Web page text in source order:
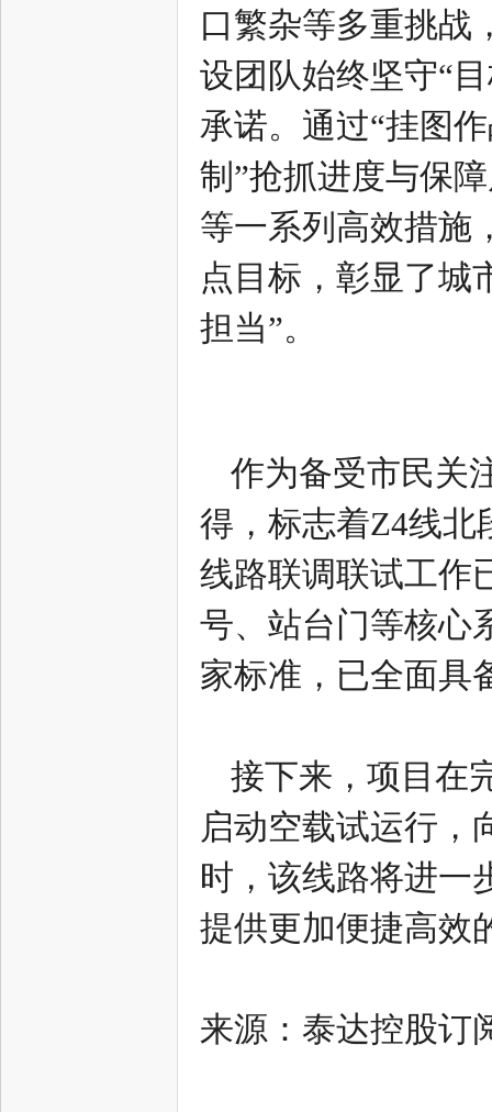
口繁杂等多重挑战
设团队始终坚守“
承诺。通过“挂图
制”抢抓进度与保
等一系列高效措施
点目标，彰显了城
担当”。
作为备受市民关
得，标志着Z4线北
线路联调联试工作
号、站台门等核心
家标准，已全面具
接下来，项目在
启动空载试运行，
时，该线路将进一
提供更加便捷高效
来源：泰达控股订